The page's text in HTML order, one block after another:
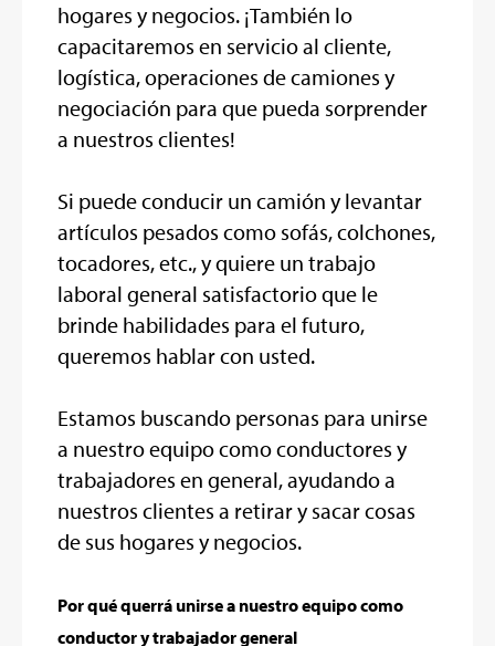
hogares y negocios. ¡También lo
capacitaremos en servicio al cliente,
logística, operaciones de camiones y
negociación para que pueda sorprender
a nuestros clientes!
Si puede conducir un camión y levantar
artículos pesados como sofás, colchones,
tocadores, etc., y quiere un trabajo
laboral general satisfactorio que le
brinde habilidades para el futuro,
queremos hablar con usted.
Estamos buscando personas para unirse
a nuestro equipo como conductores y
trabajadores en general, ayudando a
nuestros clientes a retirar y sacar cosas
de sus hogares y negocios.
Por qué querrá unirse a nuestro equipo como
conductor y trabajador general